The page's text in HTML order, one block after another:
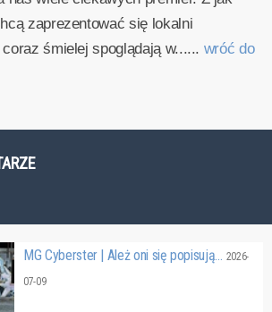
zaprezentować się lokalni
śmielej spoglądają w...... wróć do
MG Cyberster | Ależ oni się popisują… 2026-
07-09